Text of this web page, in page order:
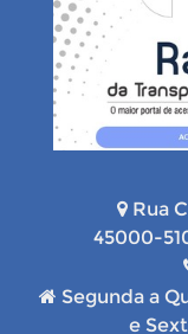
Rua
45000-
Segunda a
e